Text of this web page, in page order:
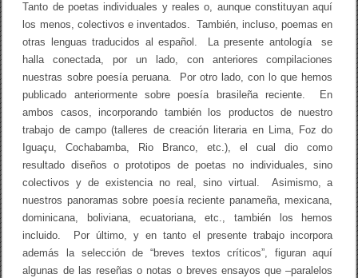
t
o
g
c
o
t
d
a
d
p
o
Tanto de poetas individuales y reales o, aunque constituyan aquí
los menos, colectivos e inventados. También, incluso, poemas en
otras lenguas traducidos al español. La presente antología se
halla conectada, por un lado, con anteriores compilaciones
nuestras sobre poesía peruana.
Por otro lado, con lo que hemos
publicado anteriormente sobre poesía brasileña reciente. En
ambos casos, incorporando también los productos de nuestro
trabajo de campo (talleres de creación literaria en Lima, Foz do
Iguaçu, Cochabamba, Rio Branco, etc.), el cual dio como
resultado diseños o prototipos de poetas no individuales, sino
colectivos y de existencia no real, sino virtual. Asimismo, a
nuestros panoramas sobre poesía reciente panameña, mexicana,
dominicana, boliviana, ecuatoriana, etc., también los hemos
incluido. Por último, y en tanto el presente trabajo incorpora
además la selección de “breves textos críticos”, figuran aquí
algunas de las reseñas o notas o breves ensayos que –paralelos